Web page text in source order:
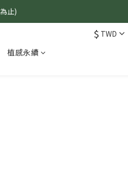
券
止)
$ TWD
植感永續